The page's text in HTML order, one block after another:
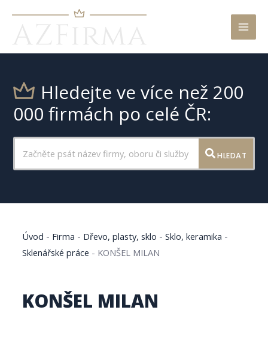
Hledejte ve více než 200
000 firmách po celé ČR:
HLEDAT
Úvod - Firma - Dřevo, plasty, sklo -Sklo, keramika -
Sklenářské práce - KONŠEL MILAN
KONŠEL MILAN